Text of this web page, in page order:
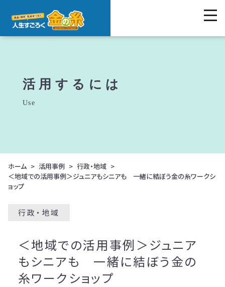
活用するには
Use
ホーム 活用事例
行政・地域
＜地域での活用事例＞ジュニアもシニアも 一緒に結ぼう金の糸ワークシ
ョップ
行政・地域
＜地域での活用事例＞ジュニア
もシニアも 一緒に結ぼう金の
糸ワークショップ